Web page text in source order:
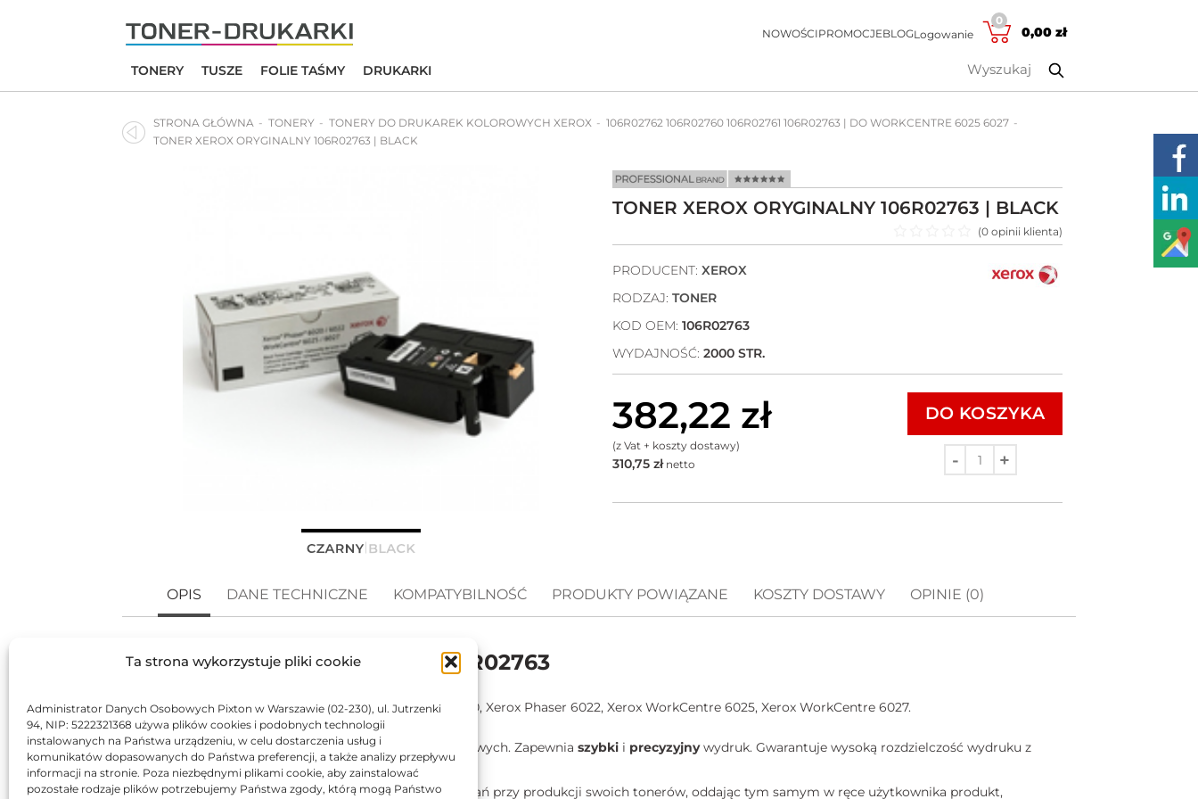
Ta strona wykorzystuje pliki cookie
Administrator Danych Osobowych Pixton w Warszawie (02-230), ul. Jutrzenki
94, NIP: 5222321368 używa plików cookies i podobnych technologii
instalowanych na Państwa urządzeniu, w celu dostarczenia usług i
komunikatów dopasowanych do Państwa preferencji, a także analizy przepływu
informacji na stronie. Poza niezbędnymi plikami cookie, aby zainstalować
pozostałe rodzaje plików potrzebujemy Państwa zgody, którą mogą Państwo
NOWOŚCIPROMOCJEBLOGLogowanie
0
0,00 zł
TONERY TUSZE FOLIE TAŚMY DRUKARKI
STRONA GŁÓWNA TONERY TONERY DO DRUKAREK KOLOROWYCH XEROX
106R02762 106R02760 106R02761 106R02763 | DO WORKCENTRE 6025 6027
TONER XEROX ORYGINALNY 106R02763 | BLACK
TONER XEROX ORYGINALNY 106R02763 | BLACK
Oceniono
(0 opinii klienta)
PRODUCENT: XEROX
RODZAJ: TONER
KOD OEM: 106R02763
WYDAJNOŚĆ: 2000 STR.
382,22 zł
(z Vat + koszty dostawy)
310,75 złnetto
DO KOSZYKA
OPIS DANE TECHNICZNE KOMPATYBILNOŚĆ PRODUKTY POWIĄZANE KOSZTY DOSTAWY OPINIE (0)
Toner Xerox oryginalny 106R02763
Oryginalny, czarnytoner firmy Xerox Phaser 6020, Xerox Phaser 6022, Xerox WorkCentre 6025, Xerox WorkCentre 6027.
Przeznaczony do stosowania w drukarkach laserowych. Zapewnia szybki i precyzyjnywydruk. Gwarantuje wysoką rozdzielczość wydruku z
imponująco ostrymi obrazami i tekstem.
Renomowana firma Xerox dołożyła wszelkich starań przy produkcji swoich tonerów, oddając tym samym w ręce użytkownika produkt,